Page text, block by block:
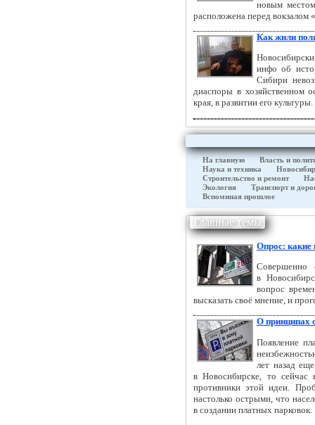
новым
расположена перед вокзалом
Как жили
инфо об
Сибири
диаспоры в хозяйственном
края, в развитии его культуры.
На главную
Власть и
Наука и техника
Строительство и ремонт
Экология
Транспорт и
Вспоминая прошлое
Главные темы
Опрос: какие
Совершенно
в
вопрос
высказать своё мнение, и
О принципах
Появление
лет назад
в Новосибирске, то
противники этой идеи.
настолько острыми, что
в создании платных парковок.